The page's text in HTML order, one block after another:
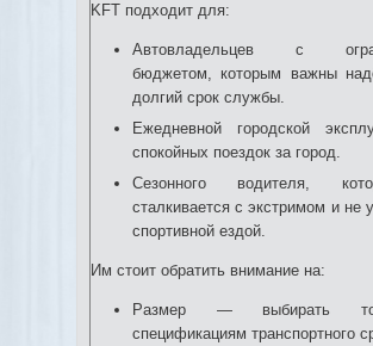
KFT подходит для:
Автовладельцев с
бюджетом, которым важны
долгий срок службы.
Ежедневной городской
спокойных поездок за город.
Сезонного водителя,
сталкивается с экстримом и не
спортивной ездой.
Им стоит обратить внимание на:
Размер — выбирать
спецификациям транспортного